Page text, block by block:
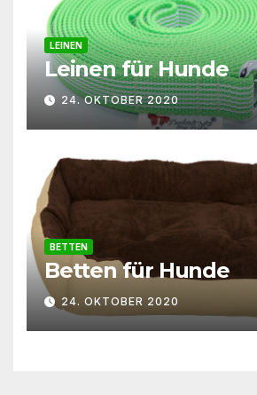
LEINEN
Leinen für Hunde
24. OKTOBER 2020
BETTEN
Betten für Hunde
24. OKTOBER 2020